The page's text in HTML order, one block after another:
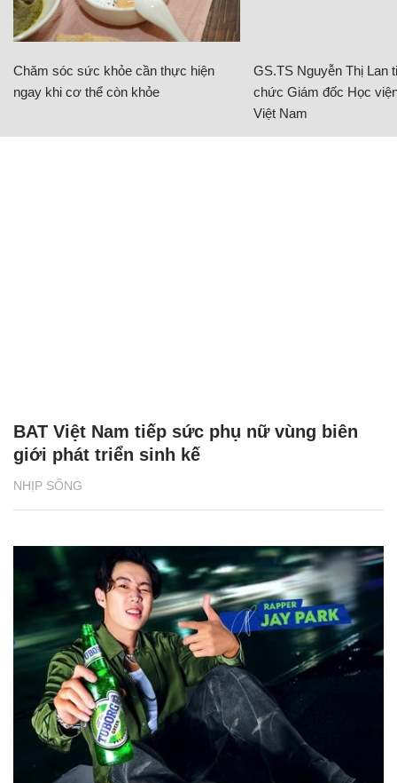
Chăm sóc sức khỏe cần thực hiện
ngay khi cơ thể còn khỏe
GS.TS Nguyễn Thị Lan
chức Giám đốc Học
Việt Nam
NHỊP SỐNG
BAT Việt Nam tiếp sức phụ nữ vùng biên
giới phát triển sinh kế